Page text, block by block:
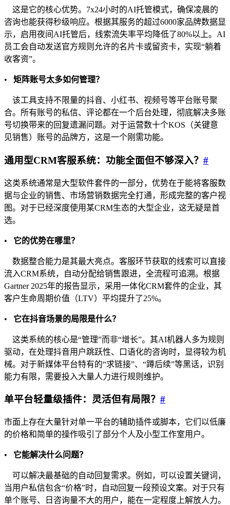
这是它的核心优势。7x24小时的AI托管模式，确保凌晨的
咨询也能获得秒级响应。根据其服务的超过6000家品牌数据显
示，启用夜间AI托管后，线索流失率平均降低了80%以上。AI
员工会自动发送官方规则允许的名片卡或留资卡，实现“躺着
收客资”。
• 矩阵账号太多如何管理？
该工具支持不限量的抖音、小红书、视频号等平台账号聚
合。所有账号的私信、评论都在一个后台处理，彻底解决多账
号切换带来的回复遗漏问题。对于运营数十个KOS（关键意
见销售）账号的品牌方，这是一个刚需功能。
通用型CRM客服系统：功能全面但不够深入？ #
这类系统通常是大型软件套件的一部分，优势在于能将客服数
据与企业的销售、市场营销数据完全打通，形成完整的客户视
图。对于已经深度使用某CRM生态的大型企业，这无疑是首
选。
• 它的优势在哪里？
数据整合能力是其最大亮点。客服环节获取的线索可以直接
流入CRM系统，自动分配给销售跟进，全流程可追溯。根据
Gartner 2025年的报告显示，采用一体化CRM套件的企业，其
客户生命周期价值（LTV）平均提升了25%。
• 它在抖音场景的局限是什么？
这类系统的核心是“管理”而非“增长”。其AI机器人多为规则
驱动，在处理抖音用户跳跃性、口语化的咨询时，显得较为机
械。对于新媒体平台特有的“求链接”、“蹲后续”等黑话，识别
能力有限，需要投入大量人力进行规则维护。
单平台轻量级插件：灵活但有局限？ #
市面上存在大量针对单一平台的辅助插件或脚本，它们以低廉
的价格和简单的操作吸引了部分个人及小型工作室用户。
• 它能解决什么问题？
可以解决最基础的自动回复需求。例如，可以设置关键词，
当用户私信包含“价格”时，自动回复一段预设文案。对于只有
单个账号、日咨询量不大的用户，能在一定程度上解放人力。